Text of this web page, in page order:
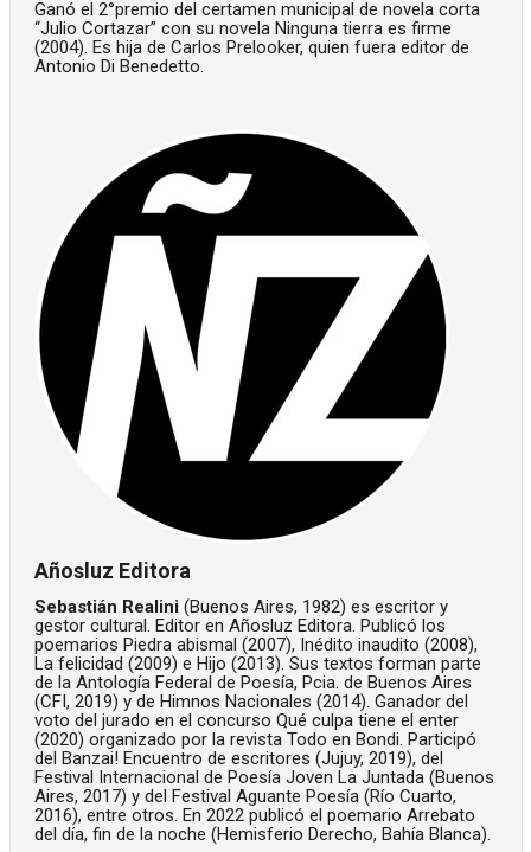
Ganó el 2°premio del certamen municipal de novela corta
“Julio Cortazar” con su novela Ninguna tierra es firme
(2004). Es hija de Carlos Prelooker, quien fuera editor de
Antonio Di Benedetto.
Añosluz Editora
Sebastián Realini (Buenos Aires, 1982) es escritor y
gestor cultural. Editor en Añosluz Editora. Publicó los
poemarios Piedra abismal (2007), Inédito inaudito (2008),
La felicidad (2009) e Hijo (2013). Sus textos forman parte
de la Antología Federal de Poesía, Pcia. de Buenos Aires
(CFI, 2019) y de Himnos Nacionales (2014). Ganador del
voto del jurado en el concurso Qué culpa tiene el enter
(2020) organizado por la revista Todo en Bondi. Participó
del Banzai! Encuentro de escritores (Jujuy, 2019), del
Festival Internacional de Poesía Joven La Juntada (Buenos
Aires, 2017) y del Festival Aguante Poesía (Río Cuarto,
2016), entre otros. En 2022 publicó el poemario Arrebato
del día, fin de la noche (Hemisferio Derecho, Bahía Blanca).